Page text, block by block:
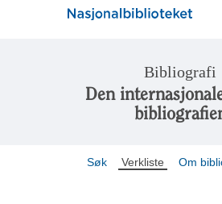
Bibliografi
Den
Søk Verkliste Om